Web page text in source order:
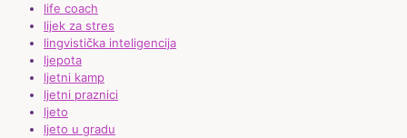
life coach
lijek za stres
lingvistička inteligencija
ljepota
ljetni kamp
ljetni praznici
ljeto
ljeto u gradu